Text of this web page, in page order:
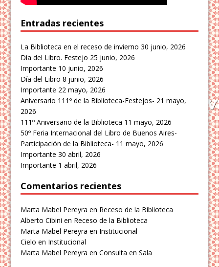
Entradas recientes
La Biblioteca en el receso de invierno 30 junio, 2026
Día del Libro. Festejo 25 junio, 2026
Importante 10 junio, 2026
Día del Libro 8 junio, 2026
Importante 22 mayo, 2026
Aniversario 111º de la Biblioteca-Festejos- 21 mayo,
2026
111º Aniversario de la Biblioteca 11 mayo, 2026
50º Feria Internacional del Libro de Buenos Aires-
Participación de la Biblioteca- 11 mayo, 2026
Importante 30 abril, 2026
Importante 1 abril, 2026
Comentarios recientes
Marta Mabel Pereyra en Receso de la Biblioteca
Alberto Cibini en Receso de la Biblioteca
Marta Mabel Pereyra en Institucional
Cielo en Institucional
Marta Mabel Pereyra enConsulta en Sala